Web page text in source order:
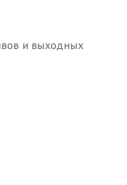
и выходных